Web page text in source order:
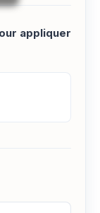
appliquer